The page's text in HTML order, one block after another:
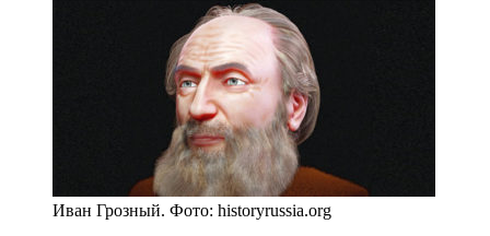
Иван Грозный. Фото: historyrussia.org